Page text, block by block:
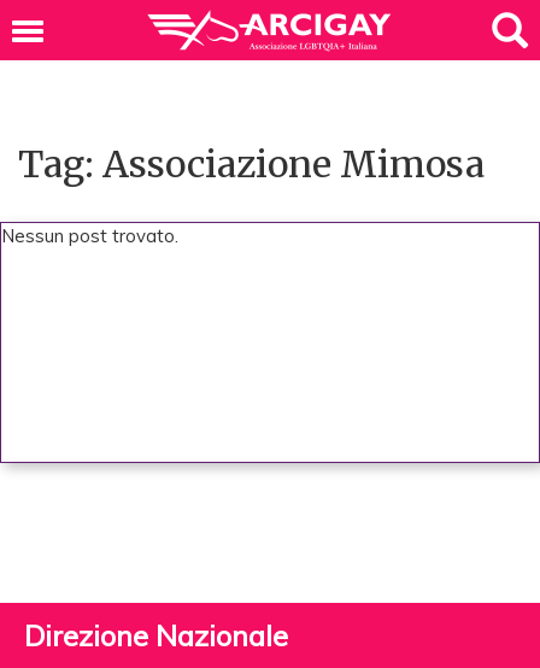
Tag: Associazione Mimosa
Nessun post trovato.
Direzione Nazionale